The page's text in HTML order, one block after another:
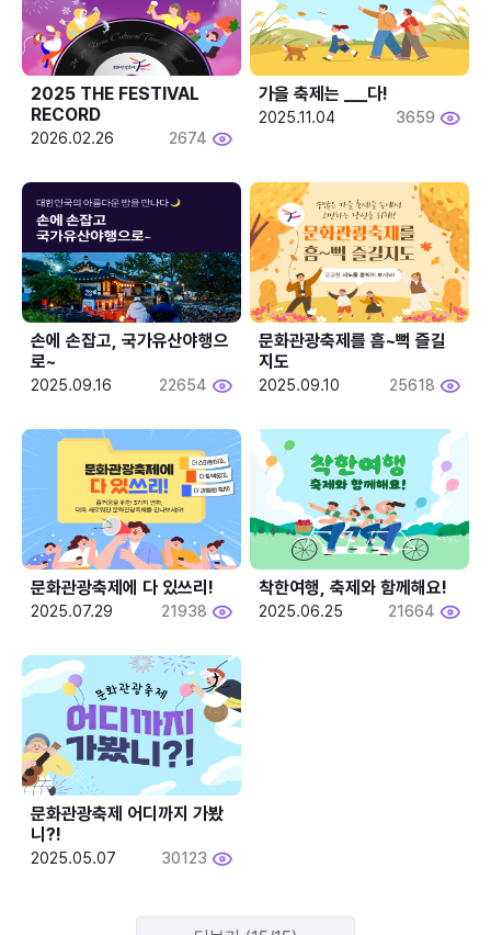
2025 THE FESTIVAL
RECORD
2026.02.26 2674
2025.11.04 3659
손에 손잡고, 국가유산야행으
로~
2025.09.16 22654
문화관광축제를 흠~뻑 즐길
지도
2025.09.10 25618
문화관광축제에 다 있쓰리!
2025.07.29 21938
착한여행, 축제와 함께해요!
2025.06.25 21664
문화관광축제 어디까지 가봤
니?!
2025.05.07 30123